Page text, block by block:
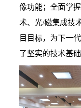
像功能；全面掌
术、光/磁集成技
目目标，为下一
了坚实的技术基